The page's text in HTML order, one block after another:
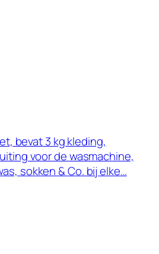
bevat 3 kg kleding,
voor de wasmachine,
sokken & Co. bij elke…